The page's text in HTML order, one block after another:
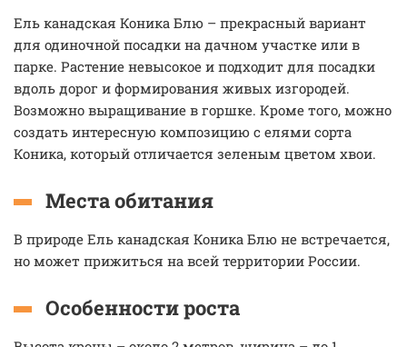
Ель канадская Коника Блю – прекрасный вариант
для одиночной посадки на дачном участке или в
парке. Растение невысокое и подходит для посадки
вдоль дорог и формирования живых изгородей.
Возможно выращивание в горшке. Кроме того, можно
создать интересную композицию с елями сорта
Коника, который отличается зеленым цветом хвои.
Места обитания
В природе Ель канадская Коника Блю не встречается,
но может прижиться на всей территории России.
Особенности роста